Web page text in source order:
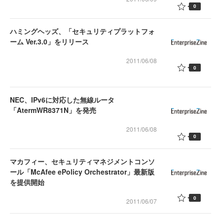
0
ハミングヘッズ、「セキュリティプラットフォ
ーム Ver.3.0」をリリース
2011/06/08
0
NEC、IPv6に対応した無線ルータ
「AtermWR8371N」を発売
2011/06/08
0
マカフィー、セキュリティマネジメントコンソ
ール「McAfee ePolicy Orchestrator」最新版
を提供開始
2011/06/07 0